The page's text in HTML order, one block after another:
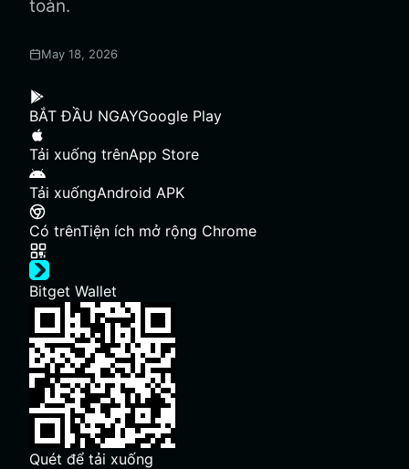
toàn.
May 18, 2026
BẮT ĐẦU NGAYGoogle Play
Tải xuống trênApp Store
Tải xuốngAndroid APK
Có trênTiện ích mở rộng Chrome
Bitget Wallet
Quét để tải xuống